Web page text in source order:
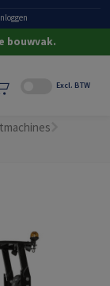
bouwvak.
Excl. BTW